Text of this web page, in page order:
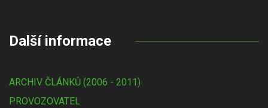
Další informace
ARCHIV ČLÁNKŮ (2006 - 2011)
PROVOZOVATEL